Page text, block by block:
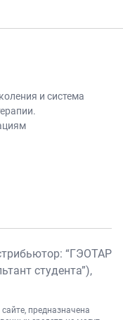
и система
“ГЭОТАР
студента”),
предназначена